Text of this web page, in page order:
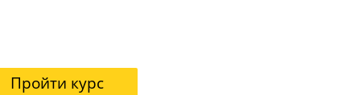
Пройти курс